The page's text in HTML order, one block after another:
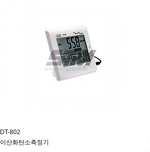
DT-802
이산화탄소측정기